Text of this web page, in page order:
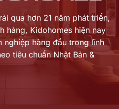
qua hơn 21 năm phát triển,
hàng, Kidohomes hiện nay
nghiệp hàng đầu trong lĩnh
tiêu chuẩn Nhật Bản &